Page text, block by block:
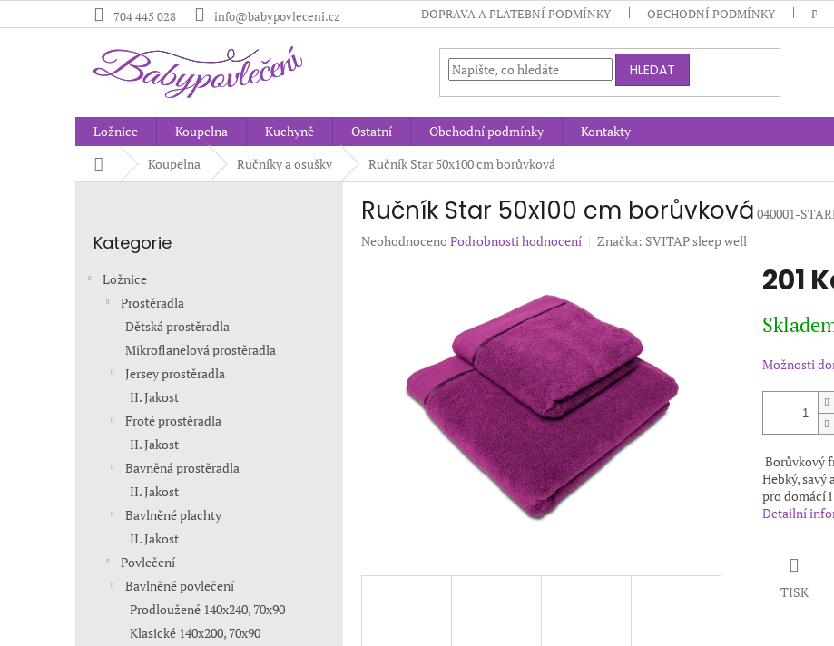
na
704 445 028 info@babypovleceni.cz DOPRAVA A PLATEBNÍ PODMÍNKY OBCHODNÍ PODMÍNKY
HLEDAT
Ložnice Koupelna Kuchyně Ostatní Obchodní podmínky
Kontakty
Domů Koupelna Ručníky a osušky Ručník Star 50x100 cm borůvková
kategorie
Kategorie
Ložnice
Prostěradla
Dětská prostěradla
Mikroflanelová prostěradla
Jersey prostěradla
II. Jakost
Froté prostěradla
II. Jakost
Bavněná prostěradla
II. Jakost
Bavlněné plachty
II. Jakost
Povlečení
Bavlněné povlečení
Prodloužené 140x240, 70x90
Klasické 140x200, 70x90
Ručník Star 50x100 cm borůvková 040001-
Průměrné
Neohodnoceno Podrobnosti hodnocení Značka: SVITAP sleep well
201
cena:
Možnosti
Borůvkový
Hebký, savý
pro domácí
Detailní
TISK